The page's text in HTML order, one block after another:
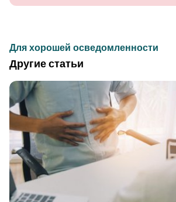
Для хорошей осведомленности
Другие статьи